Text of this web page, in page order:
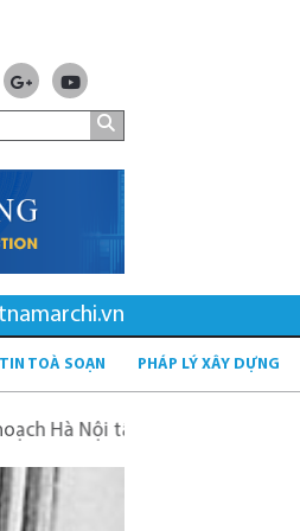
TOÀ SOẠN PHÁP LÝ XÂY DỰNG
tầm nhìn 100 năm